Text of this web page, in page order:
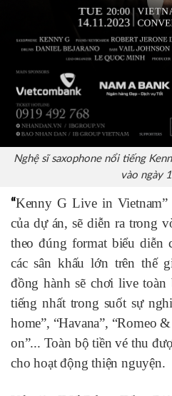
Nghệ sĩ saxophone nổi tiếng
vào ngày
“Kenny G Live in
của dự án, sẽ diễn ra trong
theo đúng format biểu diễn
các sân khấu lớn trên thế
đồng hành sẽ chơi live
tiếng nhất trong suốt sự
home”, “Havana”, “Romeo
on”... Toàn bộ tiền vé thu
cho hoạt động thiện nguyện.